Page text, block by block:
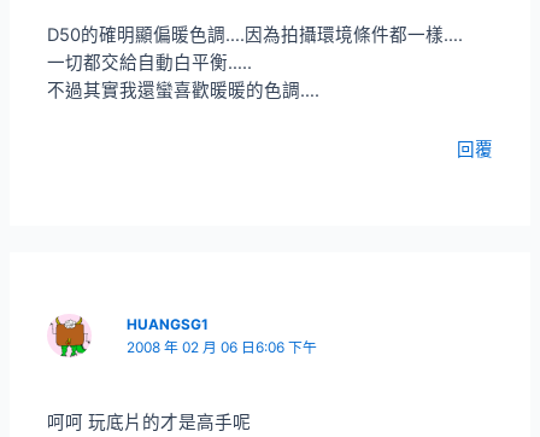
D50的確明顯偏暖色調….因為拍攝環境條件都一樣….
一切都交給自動白平衡…..
不過其實我還蠻喜歡暖暖的色調….
回覆
HUANGSG1
2008 年 02 月 06 日6:06 下午
呵呵 玩底片的才是高手呢